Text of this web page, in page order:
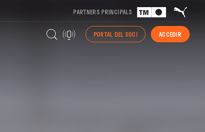
PARTNERS PRINCIPALS
PORTAL DEL SOCI ACCEDIR